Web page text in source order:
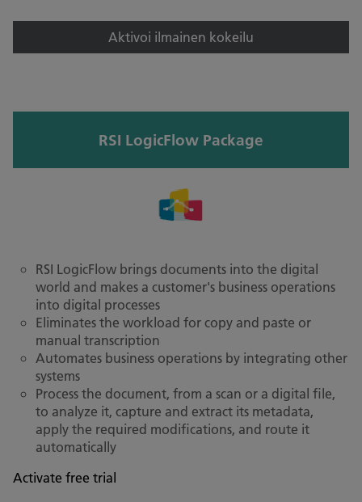
Aktivoi ilmainen kokeilu
RSI LogicFlow Package
RSI LogicFlow brings documents into the digital
world and makes a customer's business operations
into digital processes
Eliminates the workload for copy and paste or
manual transcription
Automates business operations by integrating other
systems
Process the document, from a scan or a digital file,
to analyze it, capture and extract its metadata,
apply the required modifications, and route it
automatically
Activate free trial